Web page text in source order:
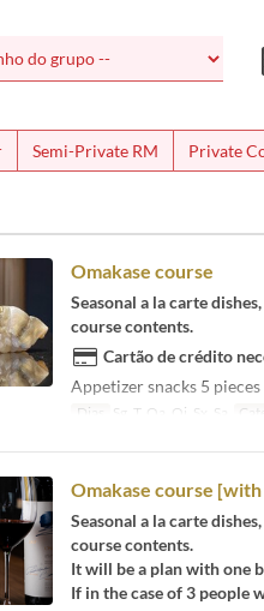
Semi-Private RM Private
Omakase course
Seasonal a la carte
course contents.
Cartão de crédito
Appetizer snacks 5
Dias Sg, T, Qa, Qi, Sx, Sa
Omakase course
Seasonal a la carte
course contents.
It will be a plan with one
If in the case of 3 people